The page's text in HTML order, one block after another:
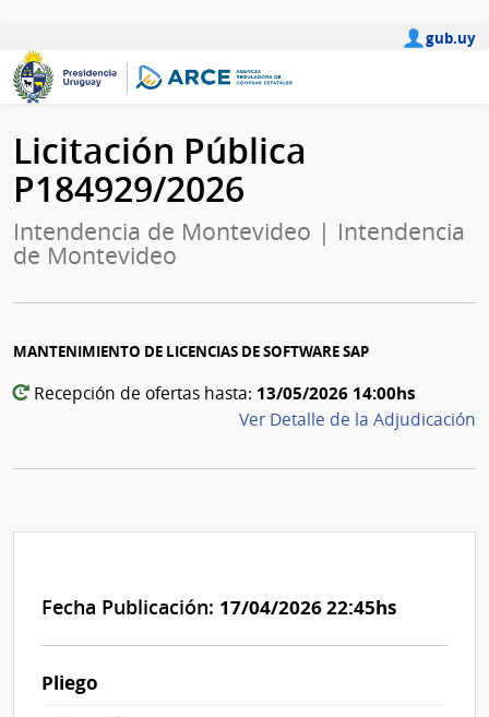
gub.uy
Licitación Pública
P184929/2026
Intendencia de Montevideo | Intendencia
de Montevideo
MANTENIMIENTO DE LICENCIAS DE SOFTWARE SAP
Recepción de ofertas hasta: 13/05/2026 14:00hs
Ver Detalle de la Adjudicación
Fecha Publicación: 17/04/2026 22:45hs
Pliego